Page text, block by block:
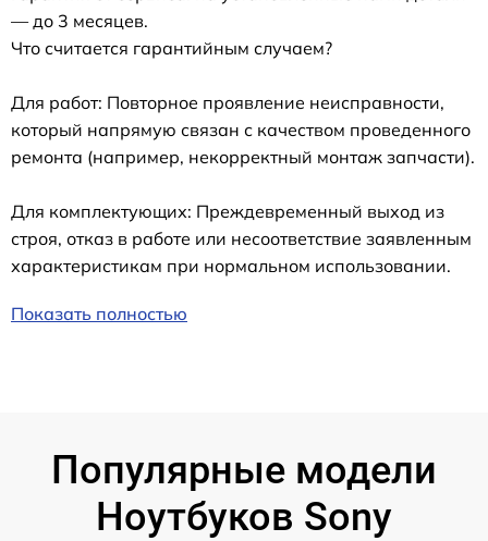
— до 3 месяцев.
Что считается гарантийным случаем?
Для работ: Повторное проявление неисправности,
который напрямую связан с качеством проведенного
ремонта (например, некорректный монтаж запчасти).
Для комплектующих: Преждевременный выход из
строя, отказ в работе или несоответствие заявленным
характеристикам при нормальном использовании.
Показать полностью
Популярные модели
Ноутбуков Sony